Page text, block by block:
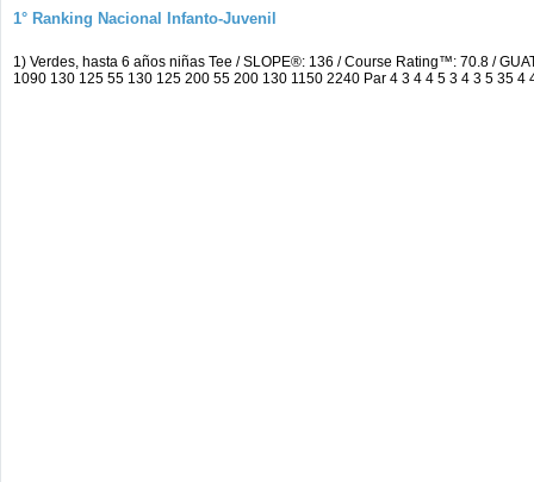
1° Ranking Nacional Infanto-Juvenil
1) Verdes, hasta 6 años niñas Tee / SLOPE®: 136 / Course Rating™: 70.8 /
1090 130 125 55 130 125 200 55 200 130 1150 2240 Par 4 3 4 4 5 3 4 3 5 35 4